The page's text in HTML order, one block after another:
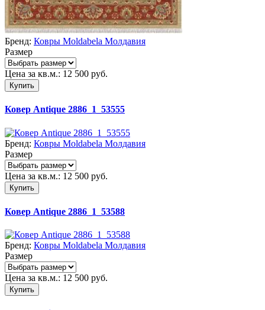
Бренд: Ковры Moldabela Молдавия
Размер
Цена за кв.м.: 12 500 руб.
Купить
Ковер Antique 2886_1_53555
Бренд: Ковры Moldabela Молдавия
Размер
Цена за кв.м.: 12 500 руб.
Купить
Ковер Antique 2886_1_53588
Бренд: Ковры Moldabela Молдавия
Размер
Цена за кв.м.: 12 500 руб.
Купить